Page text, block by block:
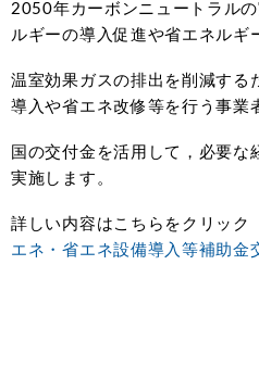
2050年カーボンニュートラル
ルギーの導入促進や省エネルギ
温室効果ガスの排出を削減する
導入や省エネ改修等を行う事業
国の交付金を活用して，必要な
実施します。
詳しい内容はこちらをクリ
エネ・省エネ設備導入等補助金